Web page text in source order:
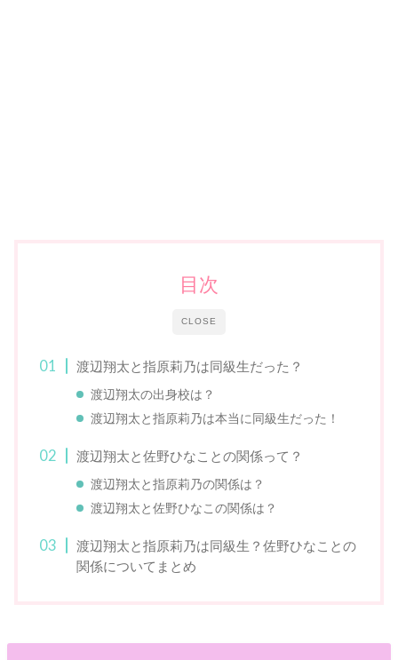
CLOSE
目次
渡辺翔太と指原莉乃は同級生だった？
渡辺翔太の出身校は？
渡辺翔太と指原莉乃は本当に同級生だった！
渡辺翔太と佐野ひなことの関係って？
渡辺翔太と指原莉乃の関係は？
渡辺翔太と佐野ひなこの関係は？
渡辺翔太と指原莉乃は同級生？佐野ひなことの
関係についてまとめ